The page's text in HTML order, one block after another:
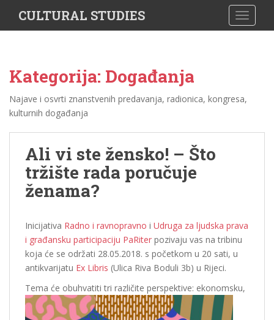
i
CULTURAL STUDIES
Kategorija: Događanja
Najave i osvrti znanstvenih predavanja, radionica, kongresa,
kulturnih događanja
Ali vi ste žensko! – Što
tržište rada poručuje
ženama?
Inicijativa Radno i ravnopravno i Udruga za ljudska prava
i građansku participaciju PaRiter pozivaju vas na tribinu
koja će se održati 28.05.2018. s početkom u 20 sati, u
antikvarijatu Ex Libris (Ulica Riva Boduli 3b) u Rijeci.
Tema će obuhvatiti tri različite perspektive: ekonomsku,